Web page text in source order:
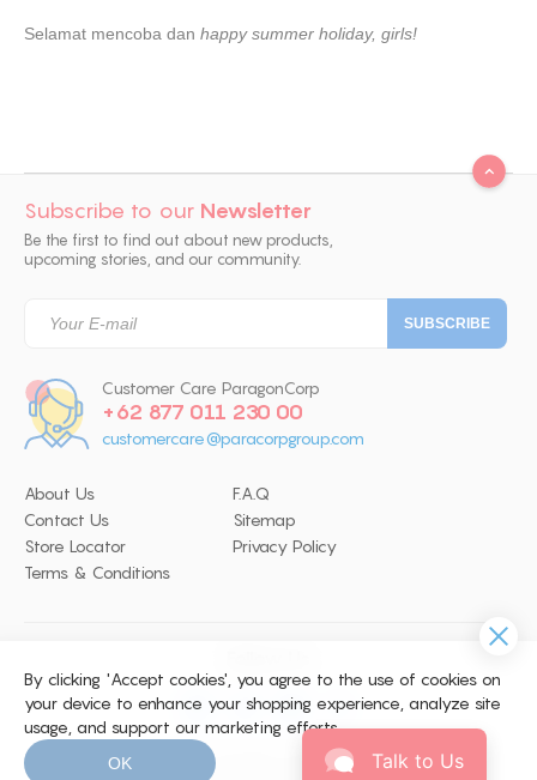
By clicking 'Accept cookies', you agree to the use of cookies on
your device to enhance your shopping experience, analyze site
usage, and support our marketing efforts.
OK
Selamat mencoba dan happy summer holiday, girls!
Subscribe to our Newsletter
Be the first to find out about new products,
upcoming stories, and our community.
Customer Care ParagonCorp
+62 877 011 230 00
customercare@paracorpgroup.com
About Us
F.A.Q
Contact Us
Sitemap
Store Locator
Privacy Policy
Terms & Conditions
© 2026 Copyright ParagonCorp. AllTalk to Us